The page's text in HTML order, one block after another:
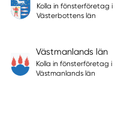
Kolla in fönsterföretag i
Västerbottens län
Västmanlands län
Kolla in fönsterföretag i
Västmanlands län